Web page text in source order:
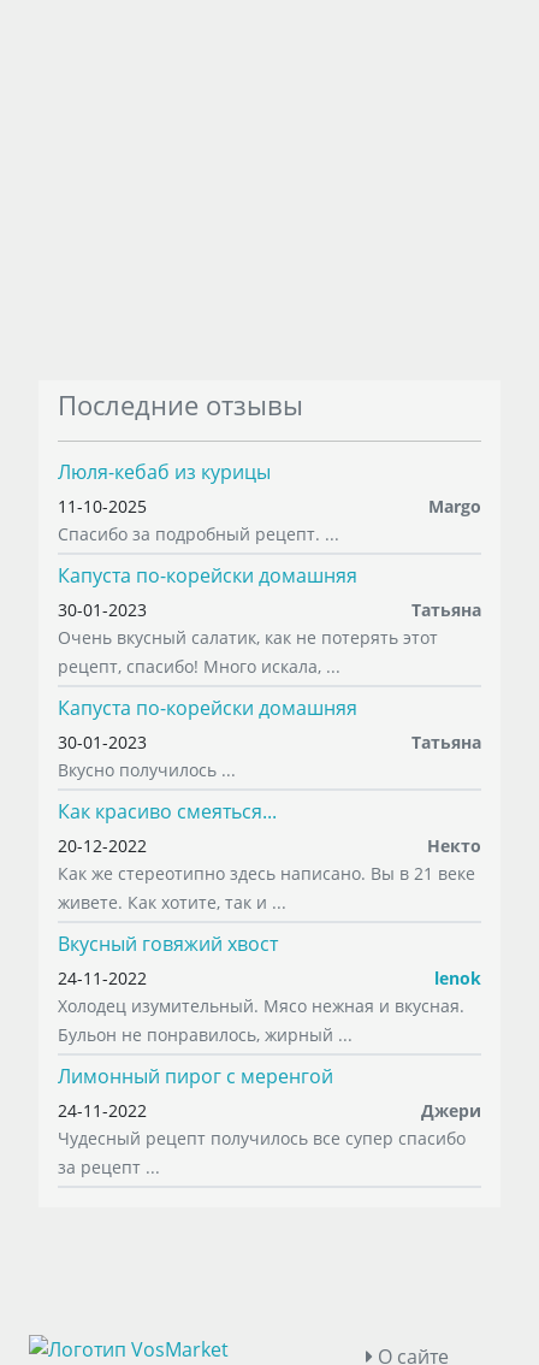
Последние отзывы
Люля-кебаб из курицы
11-10-2025
Margo
Спасибо за подробный рецепт. ...
Капуста по-корейски домашняя
30-01-2023
Татьяна
Очень вкусный салатик, как не потерять этот
рецепт, спасибо! Много искала, ...
Капуста по-корейски домашняя
30-01-2023
Татьяна
Вкусно получилось ...
Как красиво смеяться...
20-12-2022
Некто
Как же стереотипно здесь написано. Вы в 21 веке
живете. Как хотите, так и ...
Вкусный говяжий хвост
24-11-2022
lenok
Холодец изумительный. Мясо нежная и вкусная.
Бульон не понравилось, жирный ...
Лимонный пирог с меренгой
24-11-2022
Джери
Чудесный рецепт получилось все супер спасибо
за рецепт ...
О сайте